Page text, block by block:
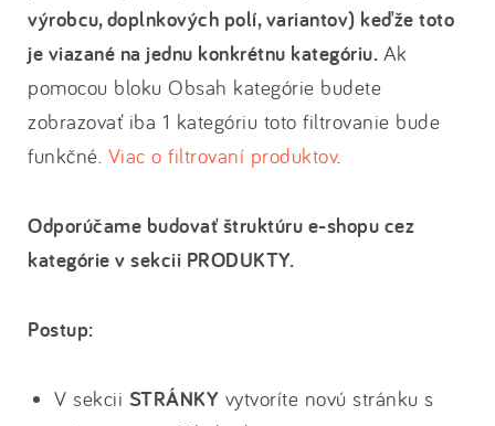
výrobcu, doplnkových polí, variantov) keďže toto
je viazané na jednu konkrétnu kategóriu. Ak
pomocou bloku Obsah kategórie budete
zobrazovať iba 1 kategóriu toto filtrovanie bude
funkčné. Viac o filtrovaní produktov.
Odporúčame budovať štruktúru e-shopu cez
kategórie v sekcii PRODUKTY.
Postup:
V sekcii STRÁNKY vytvoríte novú stránku s